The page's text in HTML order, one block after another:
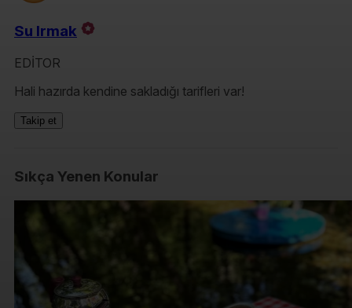
Su Irmak
EDİTOR
Hali hazırda kendine sakladığı tarifleri var!
Takip et
Sıkça Yenen Konular